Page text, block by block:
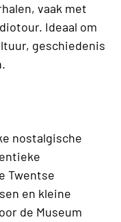
vaak met
Ideaal om
geschiedenis
nostalgische
Twentse
en kleine
de Museum